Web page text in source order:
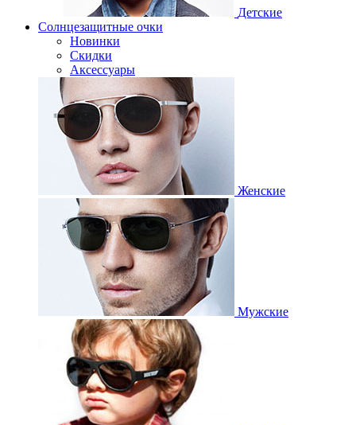
Детские
Солнцезащитные очки
Новинки
Скидки
Аксессуары
Женские
Мужские